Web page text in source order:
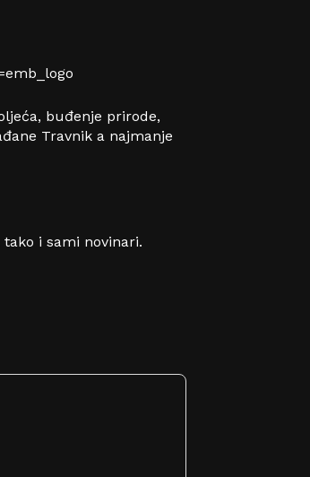
buđenje prirode,
Travnik a najmanje
i sami novinari.